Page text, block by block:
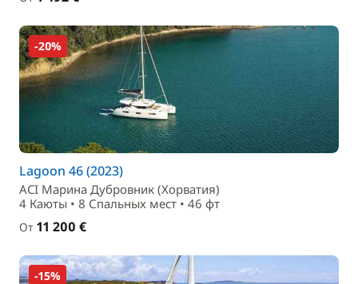
-20%
Lagoon 46 (2023)
ACI Марина Дубровник (Хорватия)
4 Каюты • 8 Спальныx мест • 46 фт
От 11 200 €
-15%